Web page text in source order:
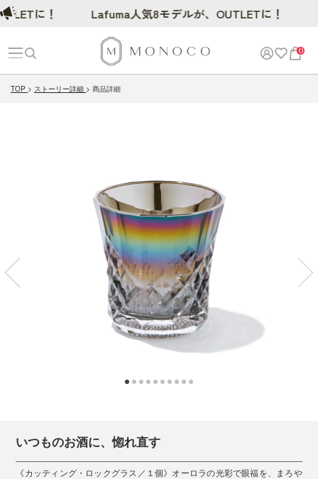
0
TOP ストーリー詳細 商品詳細
いつものお酒に、惚れ直す
《カッティング・ロックグラス／１個》オーロラの光彩で眼福を、まろや
に！ Lafuma人気8モデルが、OUTLETに！